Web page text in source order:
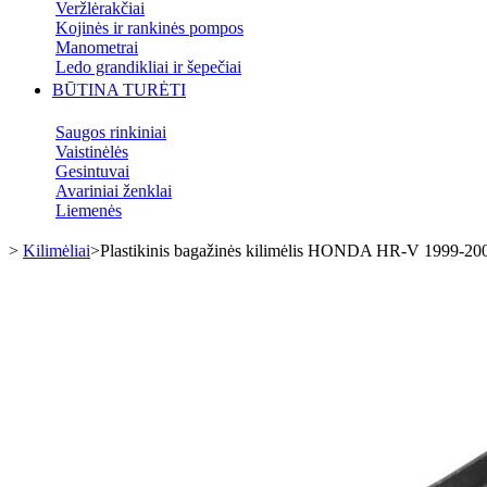
Veržlėrakčiai
Kojinės ir rankinės pompos
Manometrai
Ledo grandikliai ir šepečiai
BŪTINA TURĖTI
Saugos rinkiniai
Vaistinėlės
Gesintuvai
Avariniai ženklai
Liemenės
> Kilimėliai>Plastikinis bagažinės kilimėlis HONDA HR-V 1999-